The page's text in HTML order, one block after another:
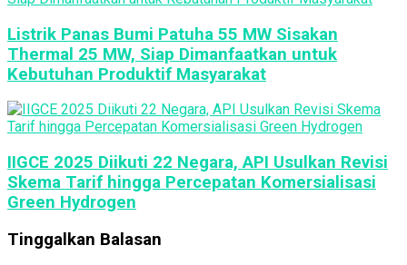
Listrik Panas Bumi Patuha 55 MW Sisakan
Thermal 25 MW, Siap Dimanfaatkan untuk
Kebutuhan Produktif Masyarakat
IIGCE 2025 Diikuti 22 Negara, API Usulkan Revisi
Skema Tarif hingga Percepatan Komersialisasi
Green Hydrogen
Tinggalkan Balasan